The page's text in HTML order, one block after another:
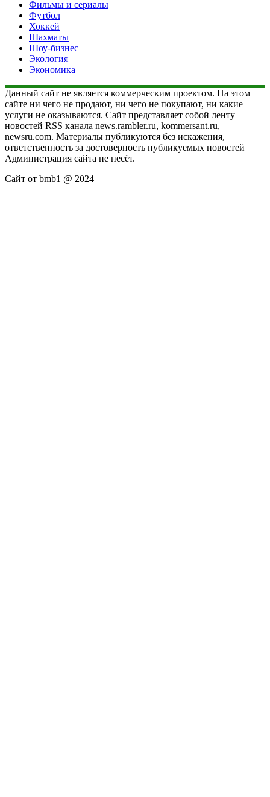
Фильмы и сериалы
Футбол
Хоккей
Шахматы
Шоу-бизнес
Экология
Экономика
Данный сайт не является коммерческим проектом. На этом
сайте ни чего не продают, ни чего не покупают, ни какие
услуги не оказываются. Сайт представляет собой ленту
новостей RSS канала news.rambler.ru, kommersant.ru,
newsru.com. Материалы публикуются без искажения,
ответственность за достоверность публикуемых новостей
Администрация сайта не несёт.
Сайт от bmb1 @ 2024